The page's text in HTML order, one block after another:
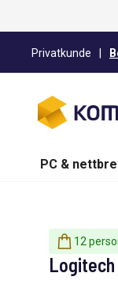
Privatkunde
PC &
12
Logitech